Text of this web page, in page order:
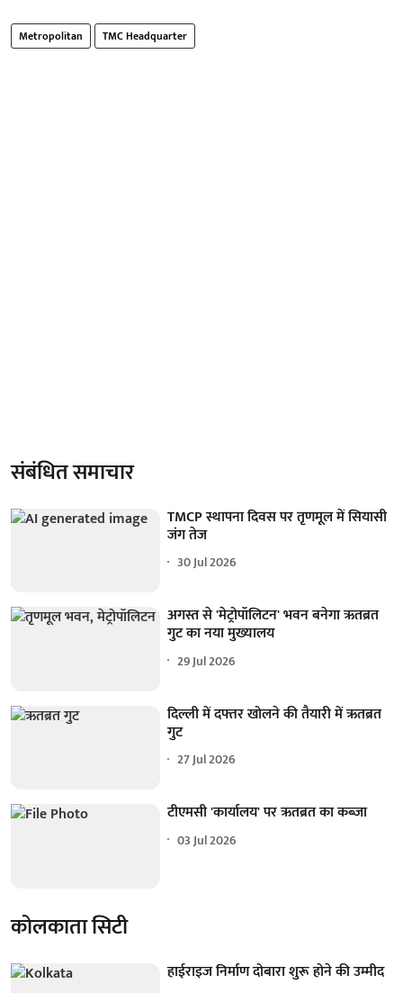
Metropolitan TMC Headquarter
संबंधित समाचार
TMCP स्थापना दिवस पर तृणमूल में सियासी
जंग तेज
30 Jul 2026
अगस्त से 'मेट्रोपॉलिटन' भवन बनेगा ऋतब्रत
गुट का नया मुख्यालय
29 Jul 2026
दिल्ली में दफ्तर खोलने की तैयारी में ऋतब्रत
गुट
27 Jul 2026
टीएमसी 'कार्यालय' पर ऋतब्रत का कब्जा
03 Jul 2026
कोलकाता सिटी
हाईराइज निर्माण दोबारा शुरू होने की उम्मीद